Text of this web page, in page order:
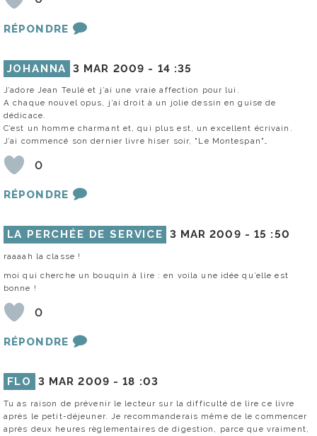
RÉPONDRE
JOHANNA 3 MAR 2009 - 14 :35
J’adore Jean Teulé et j’ai une vraie affection pour lui.
A chaque nouvel opus, j’ai droit à un jolie dessin en guise de
dédicace.
C’est un homme charmant et, qui plus est, un excellent écrivain.
J’ai commencé son dernier livre hiser soir, "Le Montespan"…
0
RÉPONDRE
LA PERCHÉE DE SERVICE 3 MAR 2009 -15 :50
raaaah la classe !
moi qui cherche un bouquin à lire : en voila une idée qu’elle est
bonne !
0
RÉPONDRE
FLO 3 MAR 2009 -18 :03
Tu as raison de prévenir le lecteur sur la difficulté de lire ce livre
après le petit-déjeuner. Je recommanderais même de le commencer
après deux heures règlementaires de digestion, parce que vraiment,